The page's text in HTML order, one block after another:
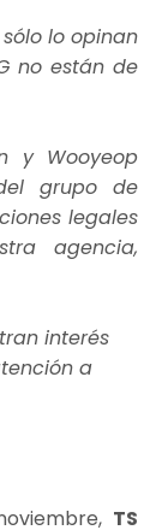
lo opinan
no están de
y Wooyeop
grupo de
legales
agencia,
interés
a
TS